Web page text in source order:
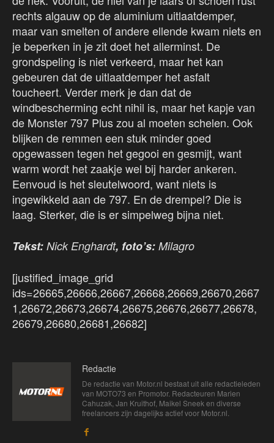
rechts algauw op de aluminium uitlaatdemper,
maar van smelten of andere ellende kwam niets en
je beperken in je zit doet het allerminst. De
grondspeling is niet verkeerd, maar het kan
gebeuren dat de uitlaatdemper het asfalt
toucheert. Verder merk je dan dat de
windbescherming echt nihil is, maar het kapje van
de Monster 797 Plus zou al moeten schelen. Ook
blijken de remmen een stuk minder goed
opgewassen tegen het gegooi en gesmijt, want
warm wordt het zaakje wel bij harder ankeren.
Eenvoud is het sleutelwoord, want niets is
ingewikkeld aan de 797. En de drempel? Die is
laag. Sterker, die is er simpelweg bijna niet.
Tekst: Nick Enghardt, foto’s: Milagro
[justified_image_grid
ids=26665,26666,26667,26668,26669,26670,2667
1,26672,26673,26674,26675,26676,26677,26678,
26679,26680,26681,26682]
Redactie
De redactie van Motor.nl bestaat uit alle redactieleden
van MOTO73 en Promotor. Redacteuren Marien
Cahuzak, Jan Kruithof, Maikel Sneek en diverse
freelancers zijn dagelijks actief voor Motor.nl.